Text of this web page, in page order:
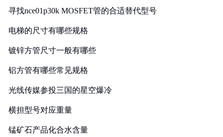
寻找nce01p30k MOSFET管的合适替代型号
电梯的尺寸有哪些规格
镀锌方管尺寸一般有哪些
铝方管有哪些常见规格
光线传媒参投三国的星空爆冷
横担型号对应重量
锰矿石产品化合水含量